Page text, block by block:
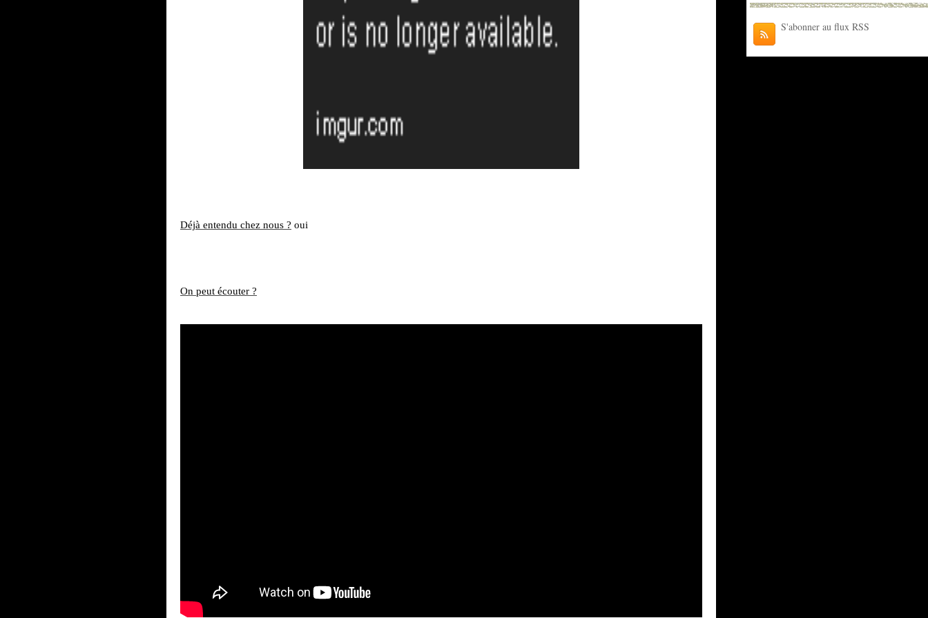
Déjà entendu chez nous ? oui
On peut écouter ?
S'abonner au flux RSS